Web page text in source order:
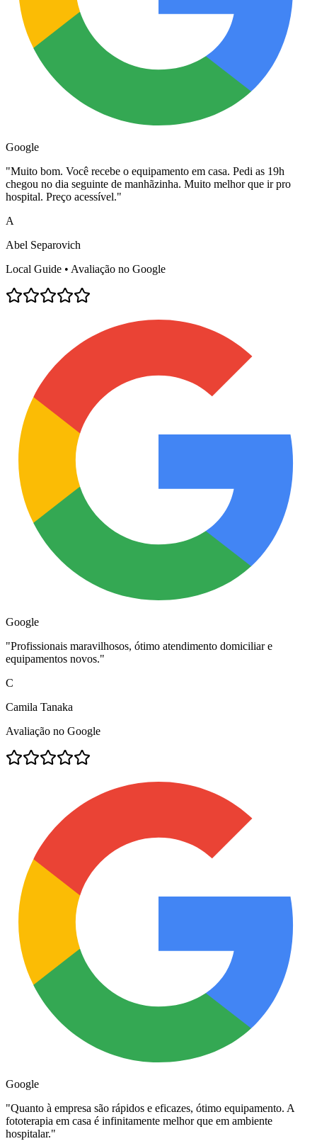
Google
"Muito bom. Você recebe o equipamento em casa. Pedi as 19h
chegou no dia seguinte de manhãzinha. Muito melhor que ir pro
hospital. Preço acessível."
A
Abel Separovich
Local Guide • Avaliação no Google
Google
"Profissionais maravilhosos, ótimo atendimento domiciliar e
equipamentos novos."
C
Camila Tanaka
Avaliação no Google
Google
"Quanto à empresa são rápidos e eficazes, ótimo equipamento. A
fototerapia em casa é infinitamente melhor que em ambiente
hospitalar."